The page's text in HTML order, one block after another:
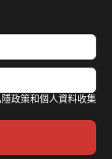
政策和個人資料收集